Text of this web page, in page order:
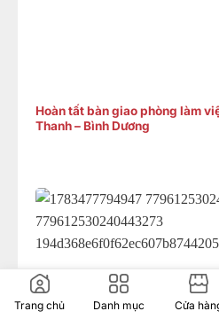
Hoàn tất bàn giao phòng làm
Thanh – Bình Dương
Trang chủ Danh mục Cửa